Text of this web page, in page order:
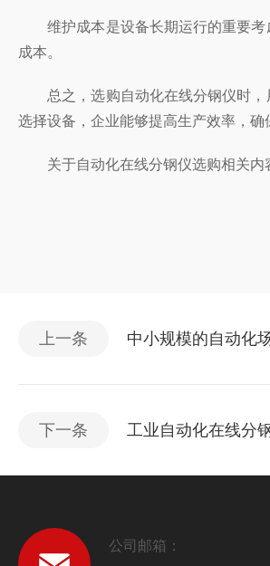
维护成本是设备长期运行的重要考
成本。
总之，选购自动化在线分钢仪时，
选择设备，企业能够提高生产效率，确
关于自动化在线分钢仪选购相关内容
上一条 中小规模的自动化
下一条 工业自动化在线分
公司邮箱：